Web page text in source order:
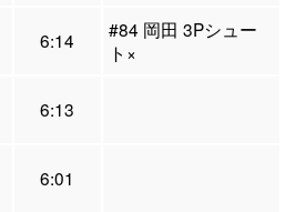
6:14
#84 岡田 3Pシュー
ト×
6:13
6:01